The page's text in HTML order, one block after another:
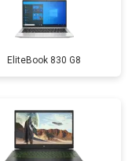
EliteBook 830 G8